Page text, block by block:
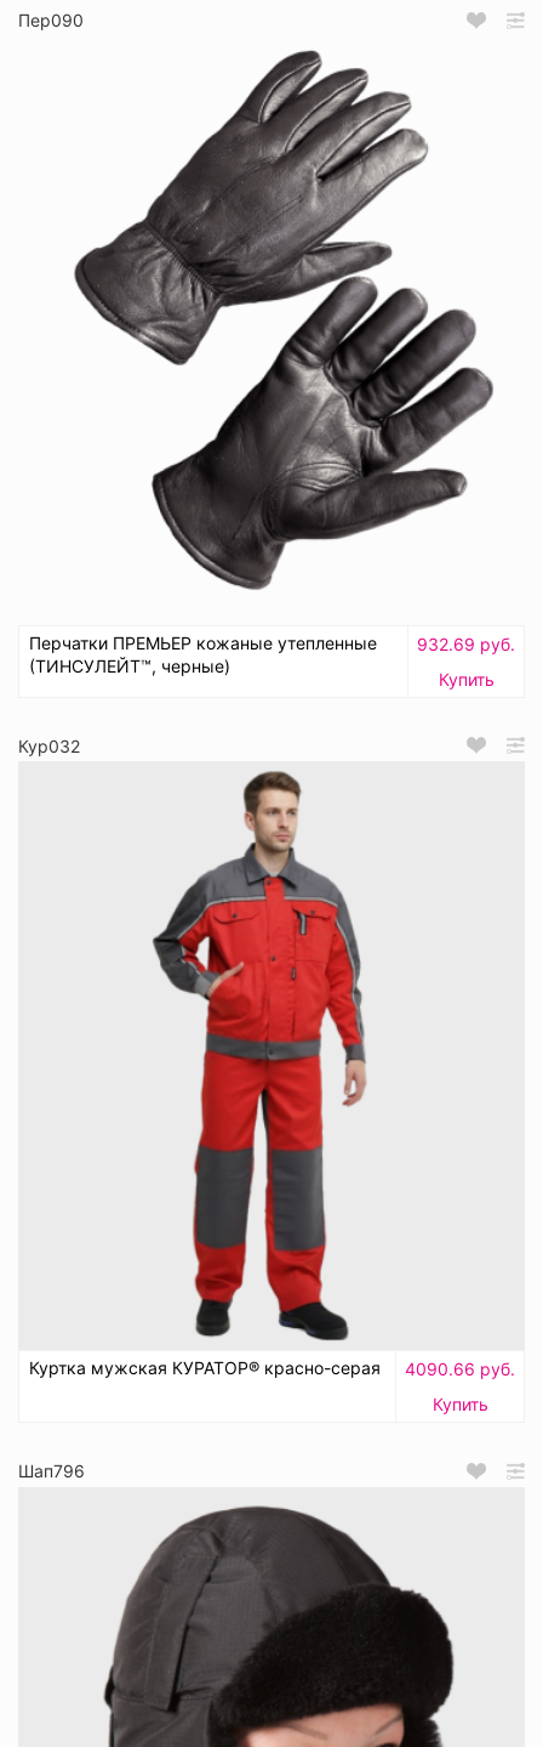
Пер090
Перчатки ПРЕМЬЕР кожаные утепленные
(ТИНСУЛЕЙТ™, черные)
932.69 руб.
Купить
Кур032
Куртка мужская КУРАТОР® красно-серая
4090.66 руб.
Купить
Шап796